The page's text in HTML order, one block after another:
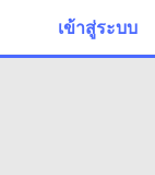
เข้าสู่ระบบ